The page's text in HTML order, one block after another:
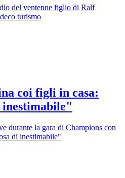
del ventenne figlio di Ralf
turismo
coi figli in casa:
inestimabile"
durante la gara di Champions con
di inestimabile"